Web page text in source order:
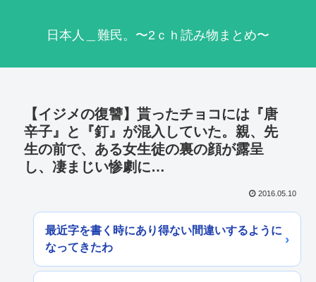
日本人＿難民。〜2ｃｈ読み物まとめ〜
【イジメの復讐】貰ったチョコには『唐
辛子』と『釘』が混入していた。親、先
生の前で、ある女生徒の裏の顔が露呈
し、凄まじい惨劇に…
2016.05.10
最近字を書く時にあり得ない間違いするように
なってきたわ